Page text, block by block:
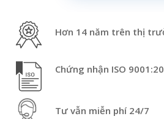
Hơn 14 năm trên thị
Chứng nhận ISO
Tư vẫn miễn phí 24/7